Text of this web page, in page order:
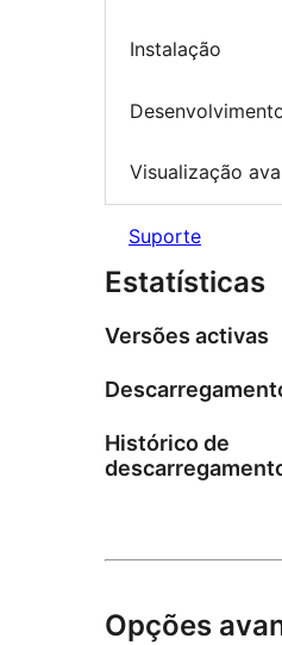
Instalação
Visualização
Suporte
Estatísticas
Versões activas
Histórico de
Opções